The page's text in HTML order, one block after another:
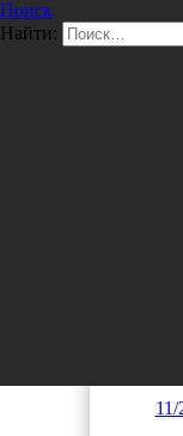
Перейти к
Pro/Hi-
Поиск
Найти: